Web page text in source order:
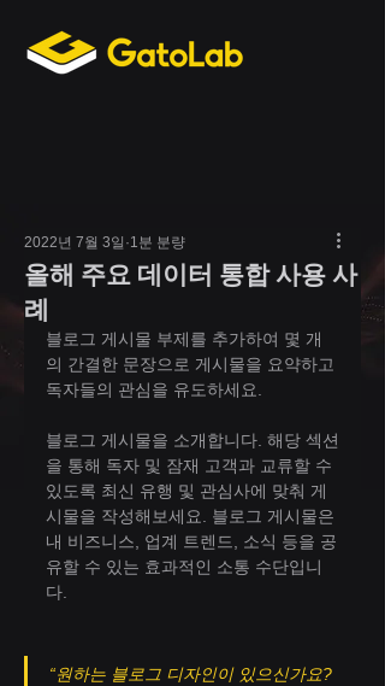
올해 주요 데이터 통합 사용 사
례
2022년 7월 3일 1분 분량
블로그 게시물 부제를 추가하여 몇 개
의 간결한 문장으로 게시물을 요약하고
독자들의 관심을 유도하세요.
블로그 게시물을 소개합니다. 해당 섹션
을 통해 독자 및 잠재 고객과 교류할 수
있도록 최신 유행 및 관심사에 맞춰 게
시물을 작성해보세요. 블로그 게시물은
내 비즈니스, 업계 트렌드, 소식 등을 공
유할 수 있는 효과적인 소통 수단입니
다.
“원하는 블로그 디자인이 있으신가요?